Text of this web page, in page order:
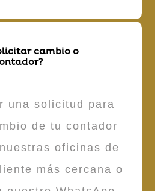
cambio o
una solicitud para
de tu contador
oficinas de
más cercana o